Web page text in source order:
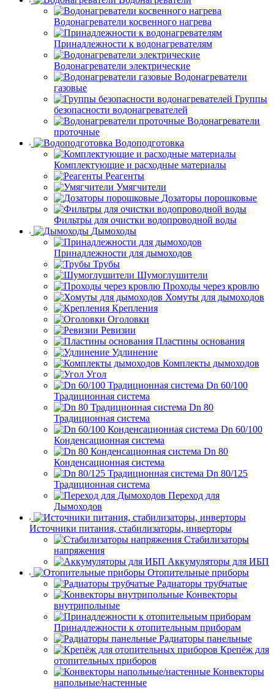
Водонагреватели косвенного нагрева
Принадлежности к водонагревателям
Водонагреватели электрические
Водонагреватели
газовые
Группы
безопасности водонагревателей
Водонагреватели
проточные
Водоподготовка
Комплектующие и расходные материалы
Реагенты
Умягчители
Дозаторы порошковые
Фильтры для очистки водопроводной воды
Дымоходы
Принадлежности для дымоходов
Трубы
Шумоглушители
Проходы через кровлю
Хомуты для дымоходов
Крепления
Оголовки
Ревизии
Пластины основания
Удлинение
Комплекты дымоходов
Угол
Dn 60/100
Традиционная система
Dn 80
Традиционная система
Dn 60/100
Конденсационная система
Dn 80
Конденсационная система
Dn 80/125
Традиционная система
Переход для
Дымоходов
Источники питания, стабилизаторы, инверторы
Стабилизаторы
напряжения
Аккумуляторы для ИБП
Отопительные приборы
Радиаторы трубчатые
Конвекторы
внутрипольные
Принадлежности к отопительным приборам
Радиаторы панельные
Крепёж для
отопительных приборов
Конвекторы
напольные/настенные